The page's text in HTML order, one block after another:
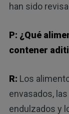
han sido
P: ¿Qué
contener
R: Los
envasados,
endulzados y